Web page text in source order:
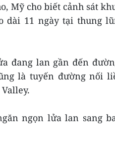
Mỹ cho biết cảnh sát
dài 11 ngày tại thung
đang lan gần đến
là tuyến đường nối
ngọn lửa lan sang